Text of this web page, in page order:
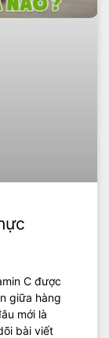
C được
giữa hàng
mới là
bài viết